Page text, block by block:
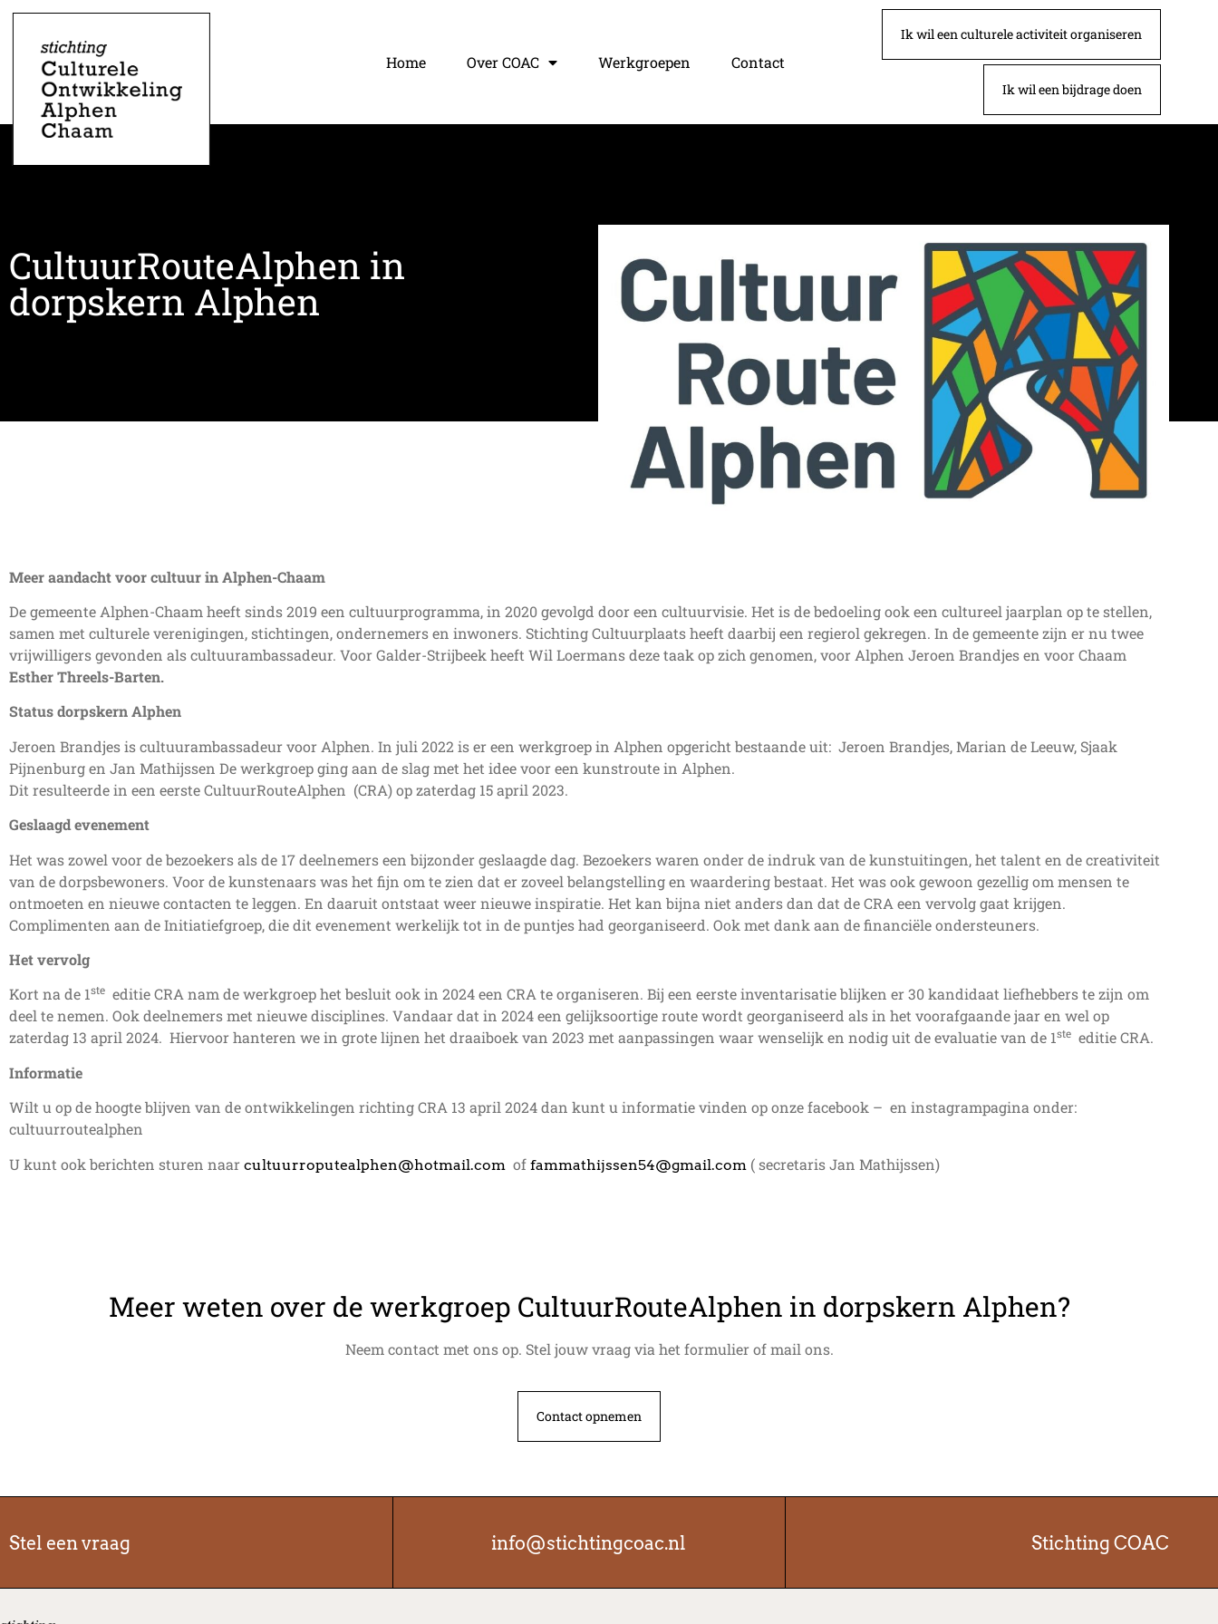
Home Over COAC Werkgroepen Contact
Ik wil een culturele activiteit organiseren
Ik wil een bijdrage doen
CultuurRouteAlphen in
dorpskern Alphen
Meer aandacht voor cultuur in Alphen-Chaam
De gemeente Alphen-Chaam heeft sinds 2019 een cultuurprogramma, in 2020 gevolgd door een cultuurvisie. Het is de bedoeling ook een cultureel jaarplan op te stellen,
samen met culturele verenigingen, stichtingen, ondernemers en inwoners. Stichting Cultuurplaats heeft daarbij een regierol gekregen. In de gemeente zijn er nu twee
vrijwilligers gevonden als cultuurambassadeur. Voor Galder-Strijbeek heeft Wil Loermans deze taak op zich genomen, voor Alphen Jeroen Brandjes en voor Chaam
Esther Threels-Barten.
Status dorpskern Alphen
Jeroen Brandjes is cultuurambassadeur voor Alphen. In juli 2022 is er een werkgroep in Alphen opgericht bestaande uit: Jeroen Brandjes, Marian de Leeuw, Sjaak
Pijnenburg en Jan Mathijssen De werkgroep ging aan de slag met het idee voor een kunstroute in Alphen.
Dit resulteerde in een eerste CultuurRouteAlphen (CRA) op zaterdag 15 april 2023.
Geslaagd evenement
Het was zowel voor de bezoekers als de 17 deelnemers een bijzonder geslaagde dag. Bezoekers waren onder de indruk van de kunstuitingen, het talent en de creativiteit
van de dorpsbewoners. Voor de kunstenaars was het fijn om te zien dat er zoveel belangstelling en waardering bestaat. Het was ook gewoon gezellig om mensen te
ontmoeten en nieuwe contacten te leggen. En daaruit ontstaat weer nieuwe inspiratie. Het kan bijna niet anders dan dat de CRA een vervolg gaat krijgen.
Complimenten aan de Initiatiefgroep, die dit evenement werkelijk tot in de puntjes had georganiseerd. Ook met dank aan de financiële ondersteuners.
Het vervolg
Kort na de 1ste editie CRA nam de werkgroep het besluit ook in 2024 een CRA te organiseren. Bij een eerste inventarisatie blijken er 30 kandidaat liefhebbers te zijn om
deel te nemen. Ook deelnemers met nieuwe disciplines. Vandaar dat in 2024 een gelijksoortige route wordt georganiseerd als in het voorafgaande jaar en wel op
zaterdag 13 april 2024. Hiervoor hanteren we in grote lijnen het draaiboek van 2023 met aanpassingen waar wenselijk en nodig uit de evaluatie van de 1ste editie CRA.
Informatie
Wilt u op de hoogte blijven van de ontwikkelingen richting CRA 13 april 2024 dan kunt u informatie vinden op onze facebook – en instagrampagina onder:
cultuurroutealphen
U kunt ook berichten sturen naar cultuurroputealphen@hotmail.com of fammathijssen54@gmail.com ( secretaris Jan Mathijssen)
Meer weten over de werkgroep​ CultuurRouteAlphen in dorpskern Alphen?
Neem contact met ons op. Stel jouw vraag via het formulier of mail ons.
Contact opnemen
Stel een vraag info@stichtingcoac.nl Stichting COAC